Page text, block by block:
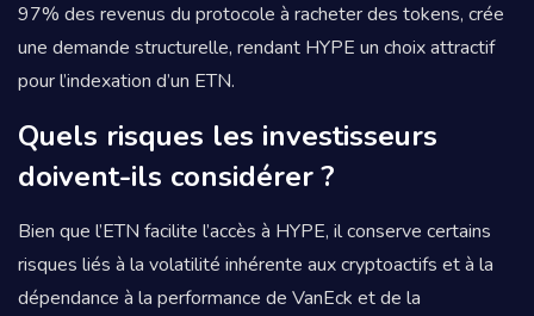
97% des revenus du protocole à racheter des tokens, crée
une demande structurelle, rendant HYPE un choix attractif
pour l’indexation d’un ETN.
Quels risques les investisseurs
doivent-ils considérer ?
Bien que l’ETN facilite l’accès à HYPE, il conserve certains
risques liés à la volatilité inhérente aux cryptoactifs et à la
dépendance à la performance de VanEck et de la